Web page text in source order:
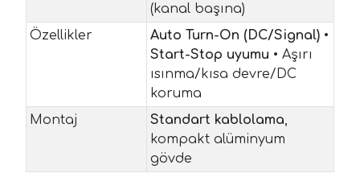
(kanal başına)
Özellikler
Auto Turn-On (DC/Signal) •
Start-Stop uyumu • Aşırı
ısınma/kısa devre/DC
koruma
Montaj
Standart kablolama,
kompakt alüminyum
gövde